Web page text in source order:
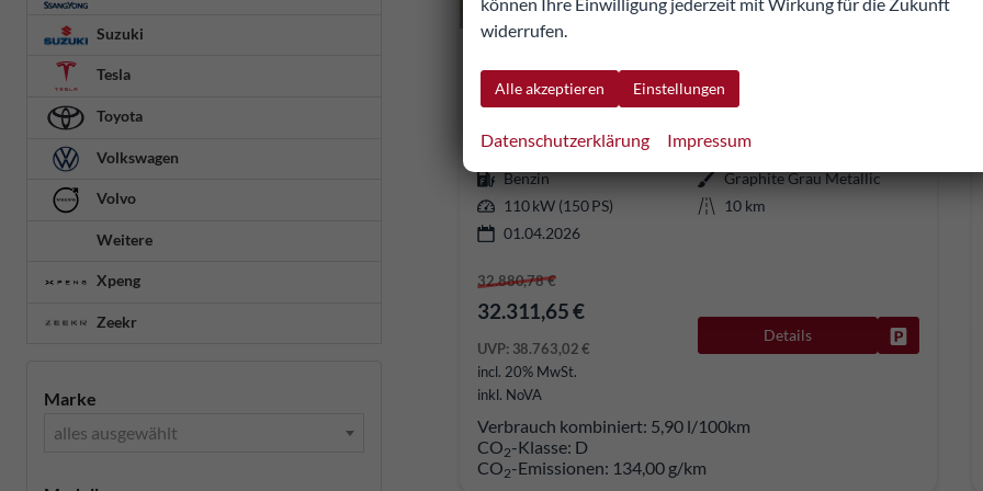
sofort lieferbar Fahrzeug mit Tageszulassung
264903
Automatik
Benzin
Graphite Grau Metallic
110 kW (150 PS)
10 km
01.04.2026
32.880,78 €
32.311,65 €
UVP: 38.763,02 €
incl. 20% MwSt.
inkl. NoVA
Details
Verbrauch kombiniert: 5,90 l/100km
CO2-Klasse: D
CO2-Emissionen: 134,00 g/km
Suzuki
Tesla
Toyota
Volkswagen
Volvo
Weitere
Xpeng
Zeekr
Marke
alles ausgewählt
widerrufen.
Alle akzeptieren Einstellungen
Datenschutzerklärung Impressum